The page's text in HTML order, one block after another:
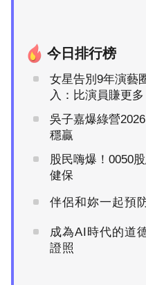
今日排行榜
女星告別9年演藝
入：比演員賺更多
吳子嘉爆綠營
穩贏
股民嗨爆！0050
健保
伴侶和妳一起預
成為AI時代的道
證照